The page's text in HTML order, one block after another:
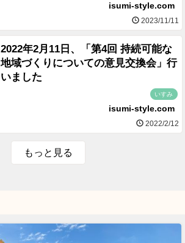
isumi-style.com
2023/11/11
2022年2月11日、「第4回 持続可能な
地域づくりについての意見交換会」行
いました
いすみ
isumi-style.com
2022/2/12
もっと見る